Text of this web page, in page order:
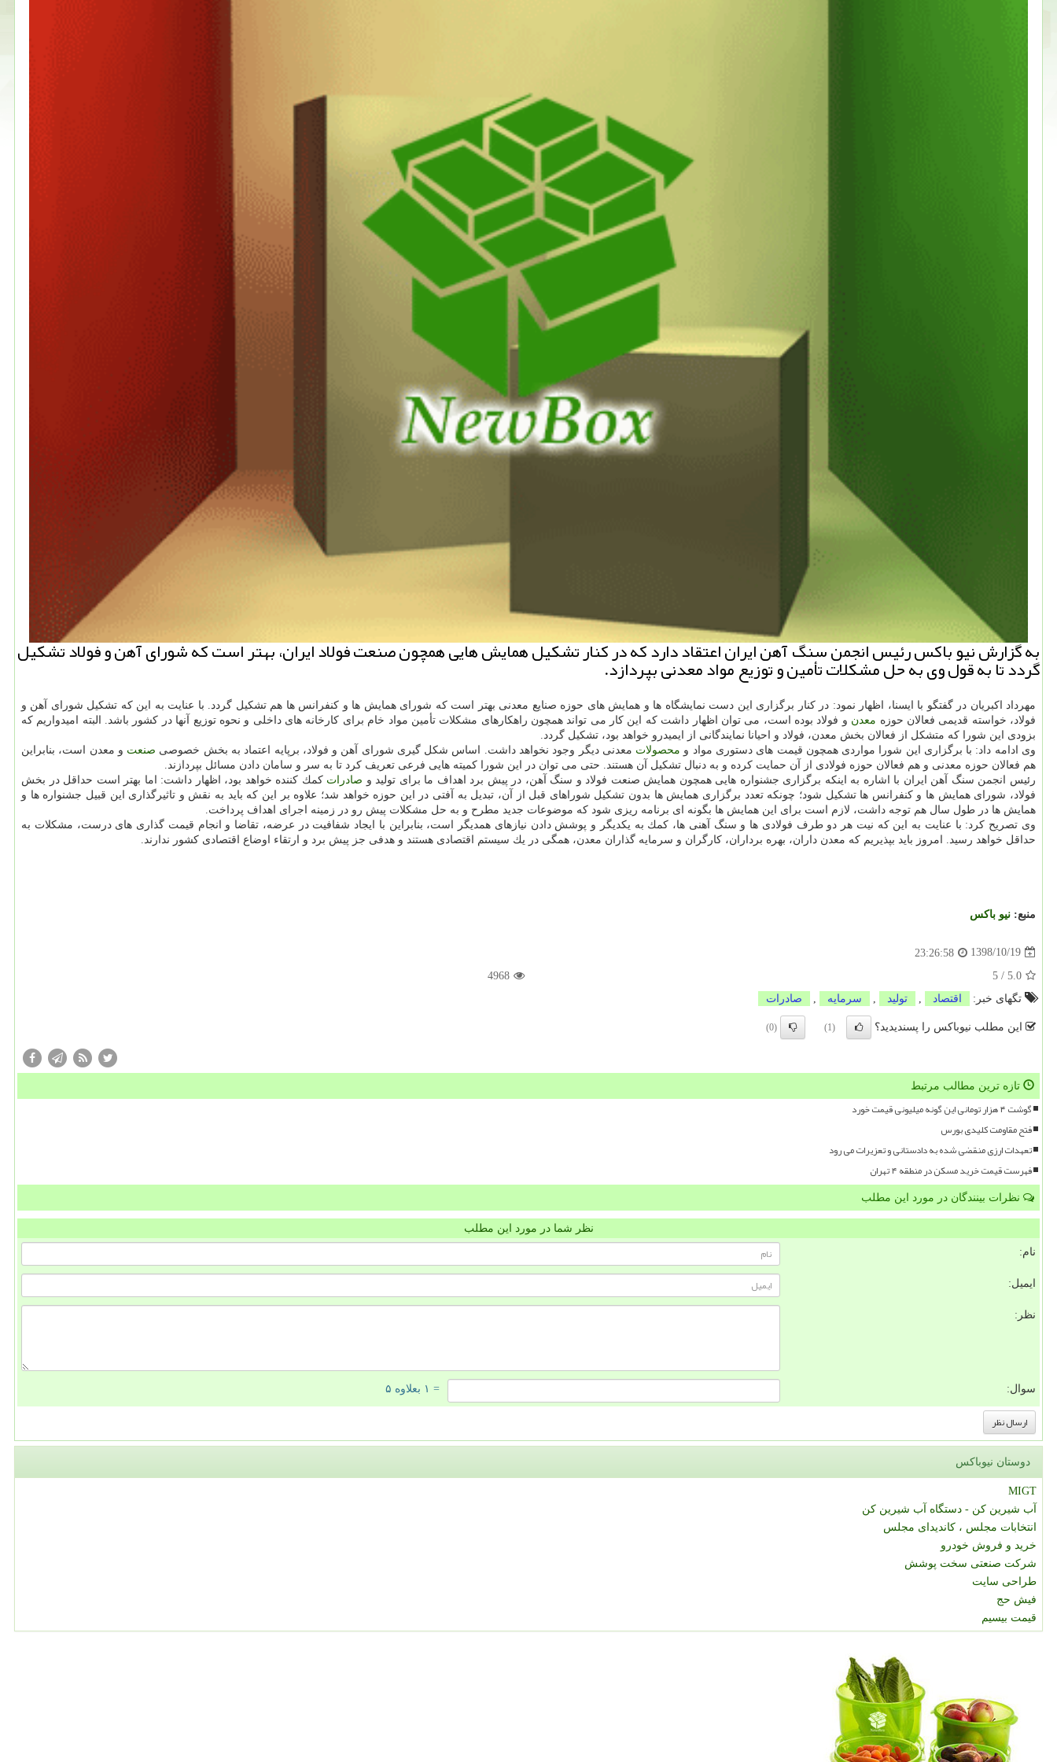
به گزارش نیو باكس رئیس انجمن سنگ آهن ایران اعتقاد دارد كه در كنار تشكیل همایش هایی همچون صنعت فولاد ایران، بهتر است كه شورای آهن و فولاد تشكیل
گردد تا به قول وی به حل مشكلات تأمین و توزیع مواد معدنی بپردازد.
مهرداد اكبریان در گفتگو با ایسنا، اظهار نمود: در كنار برگزاری این دست نمایشگاه ها و همایش های حوزه صنایع معدنی بهتر است كه شورای همایش ها و كنفرانس ها هم تشكیل گردد. با عنایت به این كه تشكیل شورای آهن و
فولاد، خواسته قدیمی فعالان حوزه معدن و فولاد بوده است، می توان اظهار داشت كه این كار می تواند همچون راهكارهای مشكلات تأمین مواد خام برای كارخانه های داخلی و نحوه توزیع آنها در كشور باشد. البته امیدواریم كه
بزودی این شورا كه متشكل از فعالان بخش معدن، فولاد و احیانا نمایندگانی از ایمیدرو خواهد بود، تشكیل گردد.
وی ادامه داد: با برگزاری این شورا مواردی همچون قیمت های دستوری مواد و محصولات معدنی دیگر وجود نخواهد داشت. اساس شكل گیری شورای آهن و فولاد، برپایه اعتماد به بخش خصوصی صنعت و معدن است، بنابراین
هم فعالان حوزه معدنی و هم فعالان حوزه فولادی از آن حمایت كرده و به دنبال تشكیل آن هستند. حتی می توان در این شورا كمیته هایی فرعی تعریف كرد تا به سر و سامان دادن مسائل بپردازند.
رئیس انجمن سنگ آهن ایران با اشاره به اینكه برگزاری جشنواره هایی همچون همایش صنعت فولاد و سنگ آهن، در پیش برد اهداف ما برای تولید و صادرات كمك كننده خواهد بود، اظهار داشت: اما بهتر است حداقل در بخش
فولاد، شورای همایش ها و كنفرانس ها تشكیل شود؛ چونكه تعدد برگزاری همایش ها بدون تشكیل شوراهای قبل از آن، تبدیل به آفتی در این حوزه خواهد شد؛ علاوه بر این كه باید به نقش و تاثیرگذاری این قبیل جشنواره ها و
همایش ها در طول سال هم توجه داشت، لازم است برای این همایش ها بگونه ای برنامه ریزی شود كه موضوعات جدید مطرح و به حل مشكلات پیش رو در زمینه اجرای اهداف پرداخت.
وی تصریح كرد: با عنایت به این كه نیت هر دو طرف فولادی ها و سنگ آهنی ها، كمك به یكدیگر و پوشش دادن نیازهای همدیگر است، بنابراین با ایجاد شفافیت در عرضه، تقاضا و انجام قیمت گذاری های درست، مشكلات به
حداقل خواهد رسید. امروز باید بپذیریم كه معدن داران، بهره برداران، كارگران و سرمایه گذاران معدن، همگی در یك سیستم اقتصادی هستند و هدفی جز پیش برد و ارتقاء اوضاع اقتصادی كشور ندارند.
منبع: نیو باكس
1398/10/19
23:26:58
5.0
/
5
4968
تگهای خبر:
اقتصاد تولید سرمایه صادرات
این مطلب نیوباکس را پسندیدید؟ (1)
(0)
تازه ترین مطالب مرتبط
گوشت ۴ هزار تومانی این گونه میلیونی قیمت خورد
فتح مقاومت کلیدی بورس
تعهدات ارزی منقضی شده به دادستانی و تعزیرات می رود
فهرست قیمت خرید مسکن در منطقه ۴ تهران
نظرات بینندگان در مورد این مطلب
نظر شما در مورد این مطلب
نام:
ایمیل:
نظر:
سوال: = ۱ بعلاوه ۵
دوستان نیوباکس
MIGT
آب شیرین کن - دستگاه آب شیرین کن
انتخابات مجلس ، کاندیدای مجلس
خرید و فروش خودرو
شرکت صنعتی سخت پوشش
طراحی سایت
فیش حج
قیمت بیسیم